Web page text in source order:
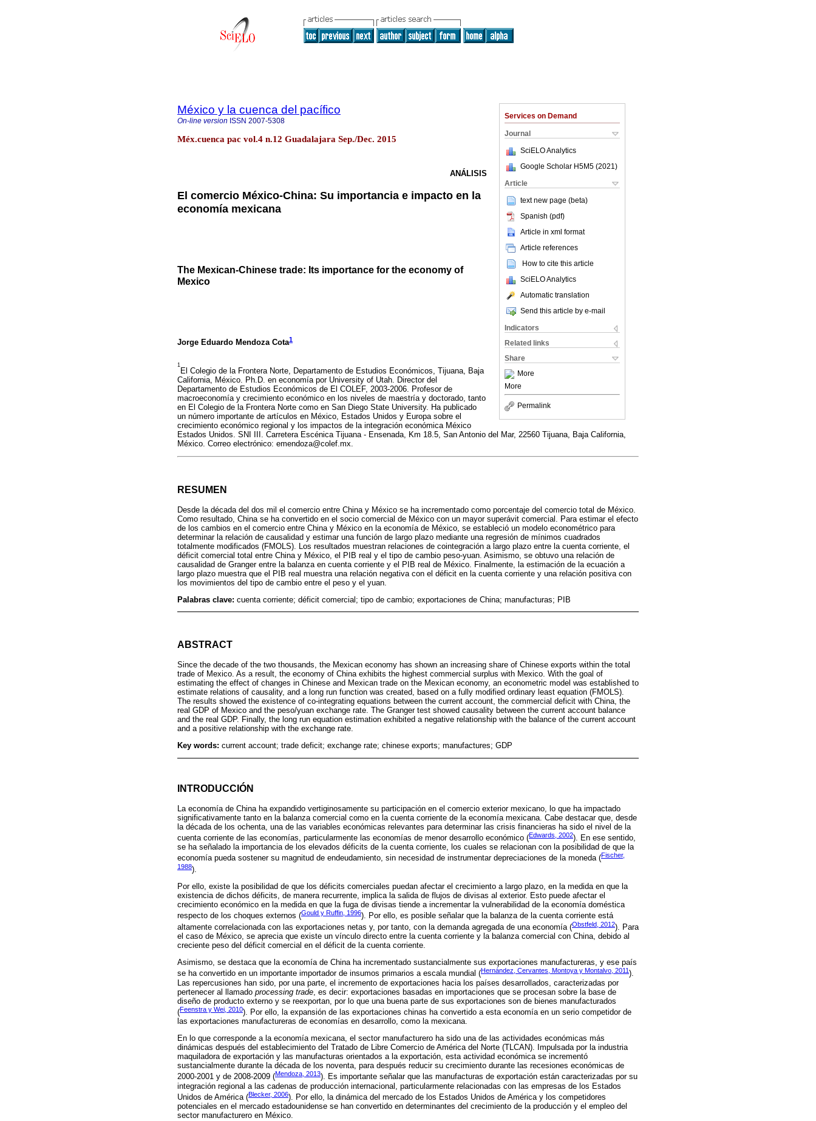
Services on Demand
Journal
SciELO Analytics
Google Scholar H5M5 (2021 )
Article
text new page (beta)
Spanish (pdf)
Article in xml format
Article references
How to cite this article
SciELO Analytics
Automatic translation
Send this article by e-mail
Indicators
Related links
Share
More
More
Permalink
México y la cuenca del pacífico
On-line version ISSN 2007-5308
Méx.cuenca pac vol.4 n.12 Guadalajara Sep./Dec. 2015
ANÁLISIS
El comercio México-China: Su importancia e impacto en la
economía mexicana
The Mexican-Chinese trade: Its importance for the economy of
Mexico
Jorge Eduardo Mendoza Cota1
1
El Colegio de la Frontera Norte, Departamento de Estudios Económicos, Tijuana, Baja
California, México. Ph.D. en economía por University of Utah. Director del
Departamento de Estudios Económicos de El COLEF, 2003-2006. Profesor de
macroeconomía y crecimiento económico en los niveles de maestría y doctorado, tanto
en El Colegio de la Frontera Norte como en San Diego State University. Ha publicado
un número importante de artículos en México, Estados Unidos y Europa sobre el
crecimiento económico regional y los impactos de la integración económica México
Estados Unidos. SNI III. Carretera Escénica Tijuana - Ensenada, Km 18.5, San Antonio del Mar, 22560 Tijuana, Baja California,
México. Correo electrónico: emendoza@colef.mx.
RESUMEN
Desde la década del dos mil el comercio entre China y México se ha incrementado como porcentaje del comercio total de México.
Como resultado, China se ha convertido en el socio comercial de México con un mayor superávit comercial. Para estimar el efecto
de los cambios en el comercio entre China y México en la economía de México, se estableció un modelo econométrico para
determinar la relación de causalidad y estimar una función de largo plazo mediante una regresión de mínimos cuadrados
totalmente modificados (FMOLS). Los resultados muestran relaciones de cointegración a largo plazo entre la cuenta corriente, el
déficit comercial total entre China y México, el PIB real y el tipo de cambio peso-yuan. Asimismo, se obtuvo una relación de
causalidad de Granger entre la balanza en cuenta corriente y el PIB real de México. Finalmente, la estimación de la ecuación a
largo plazo muestra que el PIB real muestra una relación negativa con el déficit en la cuenta corriente y una relación positiva con
los movimientos del tipo de cambio entre el peso y el yuan.
Palabras clave: cuenta corriente; déficit comercial; tipo de cambio; exportaciones de China; manufacturas; PIB
ABSTRACT
Since the decade of the two thousands, the Mexican economy has shown an increasing share of Chinese exports within the total
trade of Mexico. As a result, the economy of China exhibits the highest commercial surplus with Mexico. With the goal of
estimating the effect of changes in Chinese and Mexican trade on the Mexican economy, an econometric model was established to
estimate relations of causality, and a long run function was created, based on a fully modified ordinary least equation (FMOLS).
The results showed the existence of co-integrating equations between the current account, the commercial deficit with China, the
real GDP of Mexico and the peso/yuan exchange rate. The Granger test showed causality between the current account balance
and the real GDP. Finally, the long run equation estimation exhibited a negative relationship with the balance of the current account
and a positive relationship with the exchange rate.
Key words: current account; trade deficit; exchange rate; chinese exports; manufactures; GDP
INTRODUCCIÓN
La economía de China ha expandido vertiginosamente su participación en el comercio exterior mexicano, lo que ha impactado
significativamente tanto en la balanza comercial como en la cuenta corriente de la economía mexicana. Cabe destacar que, desde
la década de los ochenta, una de las variables económicas relevantes para determinar las crisis financieras ha sido el nivel de la
cuenta corriente de las economías, particularmente las economías de menor desarrollo económico (Edwards, 2002). En ese sentido,
se ha señalado la importancia de los elevados déficits de la cuenta corriente, los cuales se relacionan con la posibilidad de que la
economía pueda sostener su magnitud de endeudamiento, sin necesidad de instrumentar depreciaciones de la moneda (Fischer,
1988).
Por ello, existe la posibilidad de que los déficits comerciales puedan afectar el crecimiento a largo plazo, en la medida en que la
existencia de dichos déficits, de manera recurrente, implica la salida de flujos de divisas al exterior. Esto puede afectar el
crecimiento económico en la medida en que la fuga de divisas tiende a incrementar la vulnerabilidad de la economía doméstica
respecto de los choques externos (Gould y Ruffin, 1996). Por ello, es posible señalar que la balanza de la cuenta corriente está
altamente correlacionada con las exportaciones netas y, por tanto, con la demanda agregada de una economía (Obstfeld, 2012). Para
el caso de México, se aprecia que existe un vínculo directo entre la cuenta corriente y la balanza comercial con China, debido al
creciente peso del déficit comercial en el déficit de la cuenta corriente.
Asimismo, se destaca que la economía de China ha incrementado sustancialmente sus exportaciones manufactureras, y ese país
se ha convertido en un importante importador de insumos primarios a escala mundial (Hernández, Cervantes, Montoya y Montalvo, 2011 ).
Las repercusiones han sido, por una parte, el incremento de exportaciones hacia los países desarrollados, caracterizadas por
pertenecer al llamado processing trade , es decir: exportaciones basadas en importaciones que se procesan sobre la base de
diseño de producto externo y se reexportan, por lo que una buena parte de sus exportaciones son de bienes manufacturados
(Feenstra y Wei, 2010). Por ello, la expansión de las exportaciones chinas ha convertido a esta economía en un serio competidor de
las exportaciones manufactureras de economías en desarrollo, como la mexicana.
En lo que corresponde a la economía mexicana, el sector manufacturero ha sido una de las actividades económicas más
dinámicas después del establecimiento del Tratado de Libre Comercio de América del Norte (TLCAN). Impulsada por la industria
maquiladora de exportación y las manufacturas orientados a la exportación, esta actividad económica se incrementó
sustancialmente durante la década de los noventa, para después reducir su crecimiento durante las recesiones económicas de
2000-2001 y de 2008-2009 (Mendoza, 2013). Es importante señalar que las manufacturas de exportación están caracterizadas por su
integración regional a las cadenas de producción internacional, particularmente relacionadas con las empresas de los Estados
Unidos de América (Blecker, 2006). Por ello, la dinámica del mercado de los Estados Unidos de América y los competidores
potenciales en el mercado estadounidense se han convertido en determinantes del crecimiento de la producción y el empleo del
sector manufacturero en México.